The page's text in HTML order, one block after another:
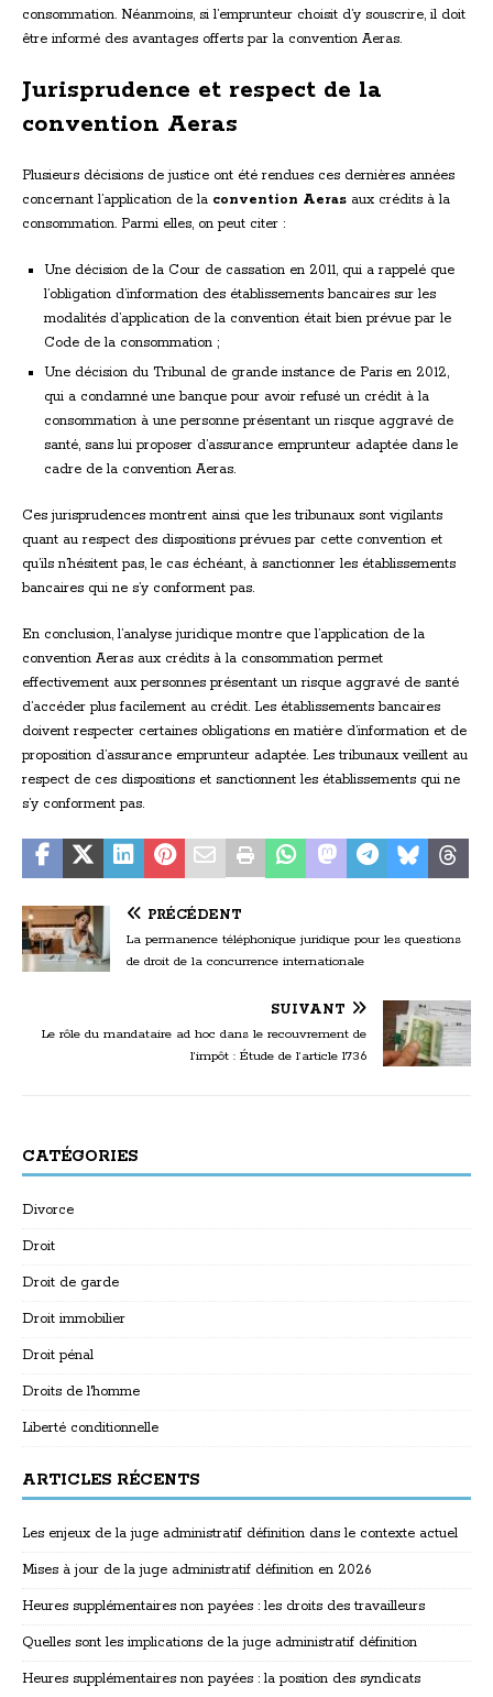
consommation. Néanmoins, si l’emprunteur choisit d’y souscrire, il doit
être informé des avantages offerts par la convention Aeras.
Jurisprudence et respect de la
convention Aeras
Plusieurs décisions de justice ont été rendues ces dernières années
concernant l’application de la convention Aeras aux crédits à la
consommation. Parmi elles, on peut citer :
Une décision de la Cour de cassation en 2011, qui a rappelé que
l’obligation d’information des établissements bancaires sur les
modalités d’application de la convention était bien prévue par le
Code de la consommation ;
Une décision du Tribunal de grande instance de Paris en 2012,
qui a condamné une banque pour avoir refusé un crédit à la
consommation à une personne présentant un risque aggravé de
santé, sans lui proposer d’assurance emprunteur adaptée dans le
cadre de la convention Aeras.
Ces jurisprudences montrent ainsi que les tribunaux sont vigilants
quant au respect des dispositions prévues par cette convention et
qu’ils n’hésitent pas, le cas échéant, à sanctionner les établissements
bancaires qui ne s’y conforment pas.
En conclusion, l’analyse juridique montre que l’application de la
convention Aeras aux crédits à la consommation permet
effectivement aux personnes présentant un risque aggravé de santé
d’accéder plus facilement au crédit. Les établissements bancaires
doivent respecter certaines obligations en matière d’information et de
proposition d’assurance emprunteur adaptée. Les tribunaux veillent au
respect de ces dispositions et sanctionnent les établissements qui ne
s’y conforment pas.
PRÉCÉDENT
La permanence téléphonique juridique pour les questions
de droit de la concurrence internationale
SUIVANT
Le rôle du mandataire ad hoc dans le recouvrement de
l’impôt : Étude de l’article 1736
CATÉGORIES
Divorce
Droit
Droit de garde
Droit immobilier
Droit pénal
Droits de l'homme
Liberté conditionnelle
ARTICLES RÉCENTS
Les enjeux de la juge administratif définition dans le contexte actuel
Mises à jour de la juge administratif définition en 2026
Heures supplémentaires non payées : les droits des travailleurs
Quelles sont les implications de la juge administratif définition
Heures supplémentaires non payées : la position des syndicats